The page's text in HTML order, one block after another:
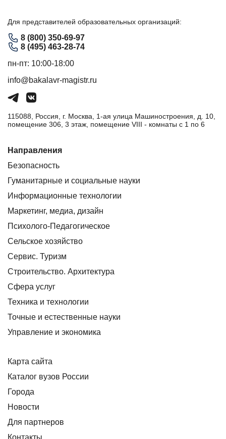
Для представителей образовательных организаций:
8 (800) 350-69-97
8 (495) 463-28-74
пн-пт: 10:00-18:00
info@bakalavr-magistr.ru
115088, Россия, г. Москва, 1-ая улица Машиностроения, д. 10,
помещение 306, 3 этаж, помещение VIII - комнаты с 1 по 6
Направления
Безопасность
Гуманитарные и социальные науки
Информационные технологии
Маркетинг, медиа, дизайн
Психолого-Педагогическое
Сельское хозяйство
Сервис. Туризм
Строительство. Архитектура
Сфера услуг
Техника и технологии
Точные и естественные науки
Управление и экономика
Карта сайта
Каталог вузов России
Города
Новости
Для партнеров
Контакты